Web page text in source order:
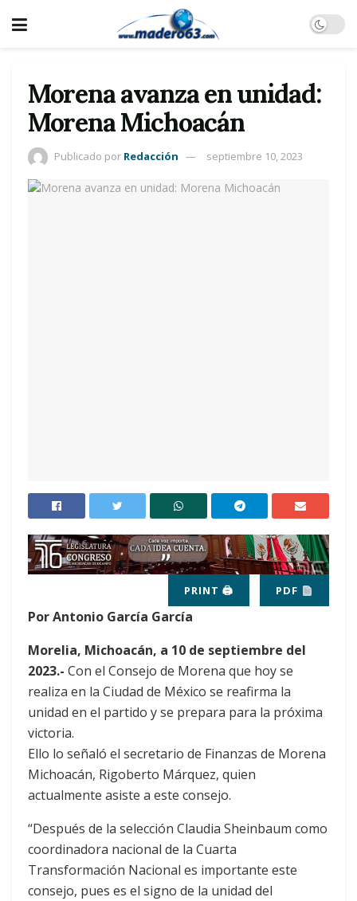
Morena avanza en unidad:
Morena Michoacán
Publicado por Redacción septiembre 10, 2023
PRINT 🖨 PDF
Por Antonio García García
Morelia, Michoacán, a 10 de septiembre del
2023.- Con el Consejo de Morena que hoy se
realiza en la Ciudad de México se reafirma la
unidad en el partido y se prepara para la próxima
victoria.
Ello lo señaló el secretario de Finanzas de Morena
Michoacán, Rigoberto Márquez, quien
actualmente asiste a este consejo.
“Después de la selección Claudia Sheinbaum como
coordinadora nacional de la Cuarta
Transformación Nacional es importante este
consejo, pues es el signo de la unidad del